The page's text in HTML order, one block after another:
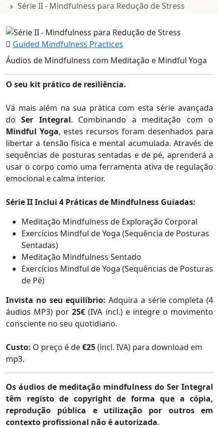
Série II - Mindfulness para Redução de Stress
Guided Mindfulness Practices
Áudios de Mindfulness com Meditação e Mindful Yoga
O seu kit prático de resiliência.
Vá mais além na sua prática com esta série avançada
doSer Integral. Combinando a meditação com o
Mindful Yoga, estes recursos foram desenhados para
libertar a tensão física e mental acumulada. Através de
sequências de posturas sentadas e de pé, aprenderá a
usar o corpo como uma ferramenta ativa de regulação
emocional e calma interior.
Série II Inclui 4 Práticas de Mindfulness Guiadas:
Meditação Mindfulness de Exploração Corporal
Exercícios Mindful de Yoga (Sequência de Posturas
Sentadas)
Meditação Mindfulness Sentado
Exercícios Mindful de Yoga (Sequências de Posturas
de Pé)
Invista no seu equilíbrio: Adquira a série completa (4
áudios MP3) por25€(IVA incl.) e integre o movimento
consciente no seu quotidiano.
Custo: O preço é de€25(incl. IVA) para download em
mp3.
Os áudios de meditação mindfulness do Ser Integral
têm registo de copyright de forma que a cópia,
reprodução pública e utilização por outros em
contexto profissional não é autorizada.